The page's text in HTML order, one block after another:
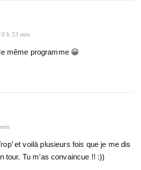
h 53 min
même programme 😀
et voilà plusieurs fois que je me dis
tour. Tu m’as convaincue !! :))